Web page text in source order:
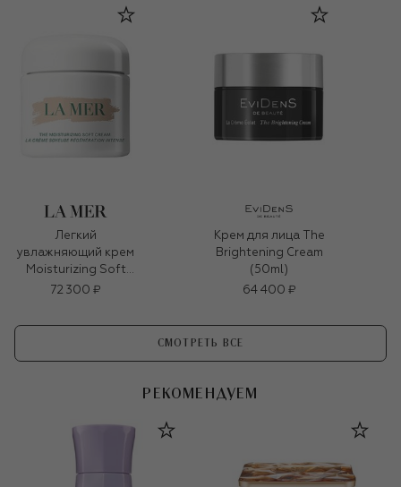
Легкий
увлажняющий крем
Moisturizing Soft
Cream (100ml)
72 300 ₽
Крем для лица The
Brightening Cream
(50ml)
64 400 ₽
СМОТРЕТЬ ВСЕ
РЕКОМЕНДУЕМ